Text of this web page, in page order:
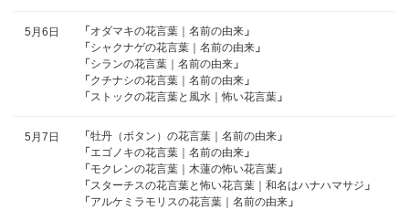
5月6日 「 オダマキの花言葉｜名前の由来 」
「 シャクナゲの花言葉｜名前の由来 」
「 シランの花言葉｜名前の由来 」
「 クチナシの花言葉｜名前の由来 」
「 ストックの花言葉と風水｜怖い花言葉 」
5月7日 「 牡丹（ボタン）の花言葉｜名前の由来 」
「 エゴノキの花言葉｜名前の由来 」
「 モクレンの花言葉｜木蓮の怖い花言葉 」
「 スターチスの花言葉と怖い花言葉｜和名はハナハマサジ 」
「 アルケミラモリスの花言葉｜名前の由来 」